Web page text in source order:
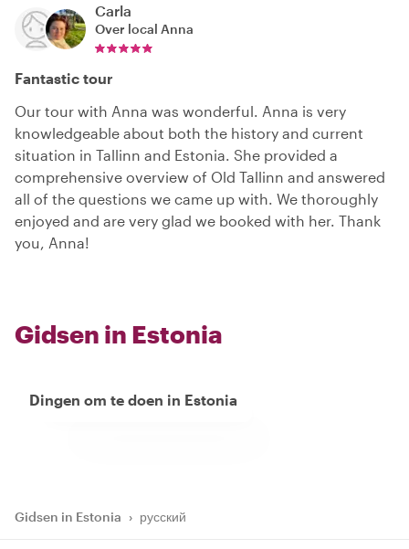
Carla
Over local Anna
Fantastic tour
Our tour with Anna was wonderful. Anna is very
knowledgeable about both the history and current
situation in Tallinn and Estonia. She provided a
comprehensive overview of Old Tallinn and answered
all of the questions we came up with. We thoroughly
enjoyed and are very glad we booked with her. Thank
you, Anna!
Gidsen in Estonia
Dingen om te doen in Estonia
Gidsen in Estonia › русский